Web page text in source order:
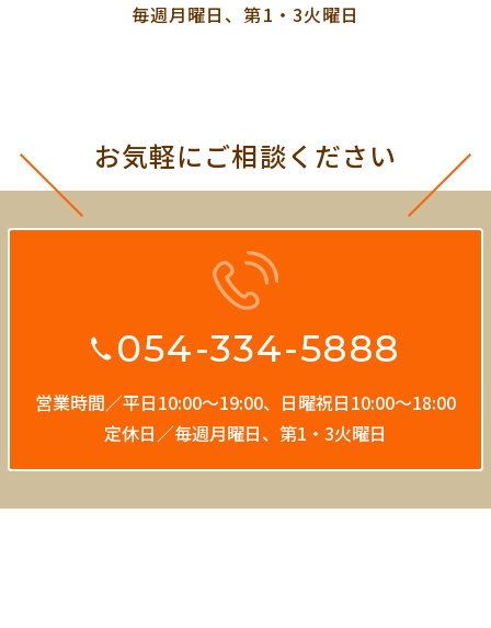
毎週月曜日、第1・3火曜日
お気軽にご相談ください
054-334-5888
営業時間／平日10:00〜19:00、 日曜祝日10:00〜18:00
定休日／毎週月曜日、第1・3火曜日